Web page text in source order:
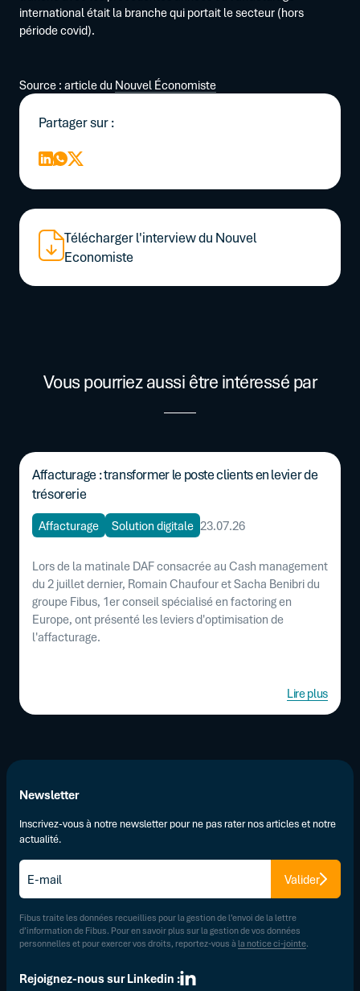
international était la branche qui portait le secteur (hors
période covid).
Source : article du Nouvel Économiste
Partager sur :
Télécharger l'interview du Nouvel
Economiste
Vous pourriez aussi être intéressé par
Affacturage : transformer le poste clients en levier de
trésorerie
Affacturage Solution digitale 23.07.26
Lors de la matinale DAF consacrée au Cash management
du 2 juillet dernier, Romain Chaufour et Sacha Benibri du
groupe Fibus, 1er conseil spécialisé en factoring en
Europe, ont présenté les leviers d'optimisation de
l'affacturage.
Lire plus
Newsletter
Inscrivez-vous à notre newsletter pour ne pas rater nos articles et notre
actualité.
E-
mail* Valider
Fibus traite les données recueillies pour la gestion de l’envoi de la lettre
d’information de Fibus. Pour en savoir plus sur la gestion de vos données
personnelles et pour exercer vos droits, reportez-vous à la notice ci-jointe.
Rejoignez-nous sur Linkedin :